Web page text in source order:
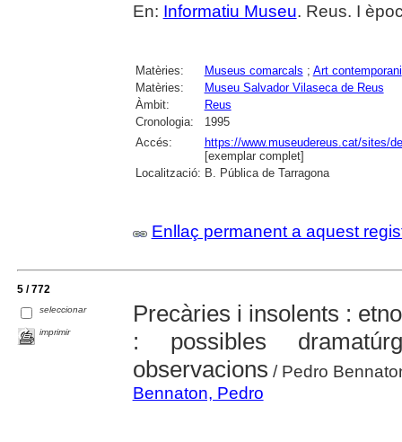
En: Informatiu Museu. Reus. I
Matèries: Museus comarcals ; Art contemporani
Matèries:
Museu Salvador Vilaseca de Reus
Àmbit:
Reus
Cronologia:
1995
Accés:
https://www.museudereus.cat/sites/
[exemplar complet]
Localització: B. Pública de Tarragona
Enllaç permanent a aquest
5 / 772
seleccionar
imprimir
Precàries i insolents :
: possibles
observacions / Pedro
Bennaton, Pedro